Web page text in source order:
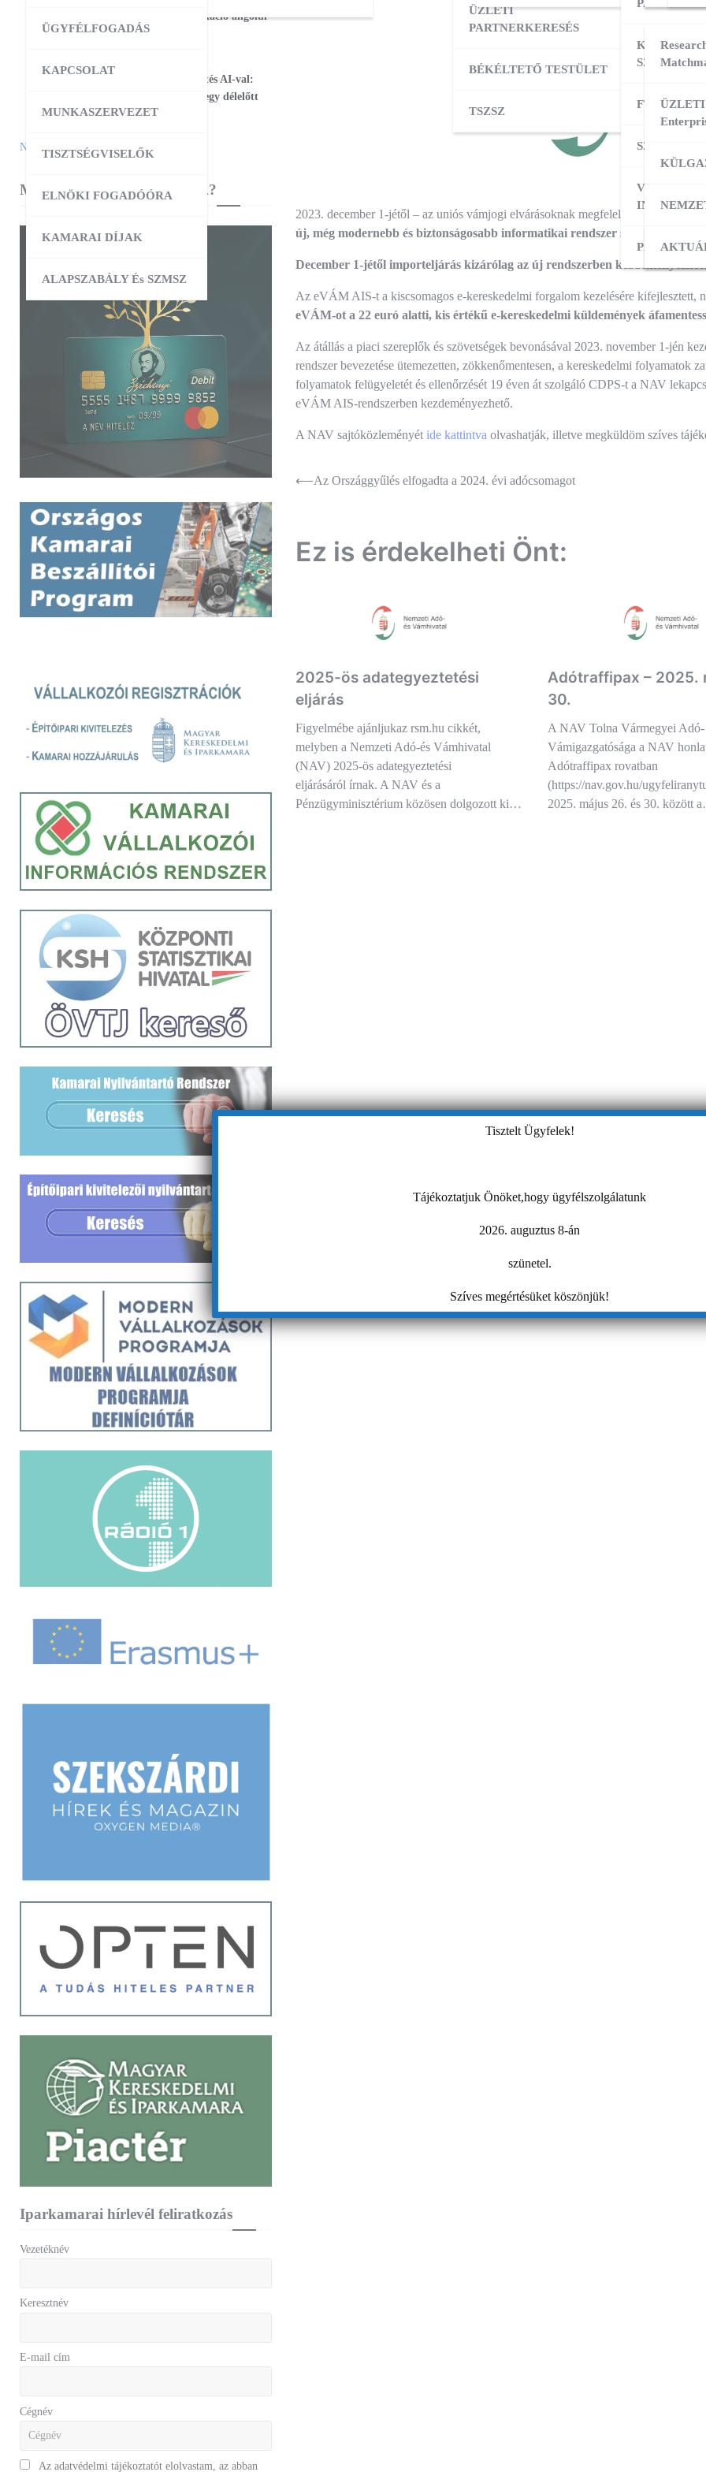
ÜZLETI
PARTNERKERESÉS
BÉKÉLTETŐ TESTÜLET
TSZSZ
KÜLPIACI
FT
INDÍTÁSA
ÜGYFÉLFOGADÁS
KAPCSOLAT
MUNKASZERVEZET
TISZTSÉGVISELŐK
ELNÖKI FOGADÓÓRA
KAMARAI DÍJAK
ALAPSZABÁLY És SZMSZ
2023. december 1-jétől – az uniós vámjogi elvárásoknak megfelelve – a
új, még modernebb és biztonságosabb informatikai rendszer segíti, az
December 1-jétől importeljárás kizárólag az új rendszerben
Az eVÁM AIS-t a kiscsomagos e-kereskedelmi forgalom kezelésére
eVÁM-ot a 22 euró alatti, kis értékű e-kereskedelmi küldemények
Az átállás a piaci szereplők és szövetségek bevonásával 2023. november 1-jén
rendszer bevezetése ütemezetten, zökkenőmentesen, a kereskedelmi folyamatok
folyamatok felügyeletét és ellenőrzését 19 éven át szolgáló CDPS-t a NAV
eVÁM AIS-rendszerben kezdeményezhető.
A NAV sajtóközleményétide kattintvaolvashatják, illetve megküldöm szíves
Bejegyzés
⟵Az Országgyűlés elfogadta a 2024. évi adócsomagot
Ez is érdekelheti Önt:
2025-ös adategyeztetési
eljárás
Figyelmébe ajánljukaz rsm.hu cikkét,
melyben a Nemzeti Adó-és Vámhivatal
(NAV) 2025-ös adategyeztetési
eljárásáról írnak. A NAV és a
Pénzügyminisztérium közösen dolgozott ki…
Adótraffipax – 2025.
30.
A NAV Tolna Vármegyei Adó-
Vámigazgatósága a NAV
Adótraffipax rovatban
(https://nav.gov.hu/
2025. május 26. és 30. között
Magabiztos üzleti kommunikáció angolul
– 2 napos workshop
25
Workshop – Facebook hirdetés AI-val:
szövegtől a kész kampányig egy délelőtt
alatt
Naptár megtekintése
MIBEN SEGÍT A KAMARA?
Iparkamarai hírlevél feliratkozás
Vezetéknév
Keresztnév
E-mail cím
Cégnév
Az adatvédelmi tájékoztatót elolvastam, az abban
Tisztelt Ügyfelek!
Tájékoztatjuk Önöket,hogy ügyfélszolgálatunk
2026. auguztus 8-án
szünetel.
Szíves megértésüket köszönjük!